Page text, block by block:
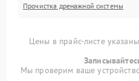
Прочистка дренажной системы
Цены в прайс-листе
Мы проверим ваше